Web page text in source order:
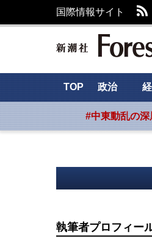
国際情報サイト
TOP 政治
#中東動乱の深
執筆者プロフィー